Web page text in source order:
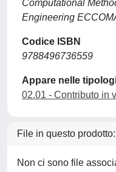
Computational
Engineering
Codice ISBN
9788496736559
Appare nelle
02.01 - Contributo in
File in questo prodotto:
Non ci sono file